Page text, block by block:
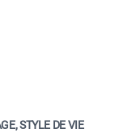
STYLE DE VIE